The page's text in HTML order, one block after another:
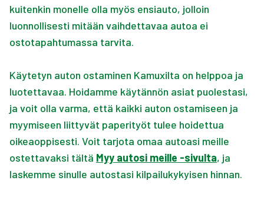
kuitenkin monelle olla myös ensiauto, jolloin
luonnollisesti mitään vaihdettavaa autoa ei
ostotapahtumassa tarvita.
Käytetyn auton ostaminen Kamuxilta on helppoa ja
luotettavaa. Hoidamme käytännön asiat puolestasi,
ja voit olla varma, että kaikki auton ostamiseen ja
myymiseen liittyvät paperityöt tulee hoidettua
oikeaoppisesti. Voit tarjota omaa autoasi meille
ostettavaksi tältä Myy autosi meille -sivulta, ja
laskemme sinulle autostasi kilpailukykyisen hinnan.